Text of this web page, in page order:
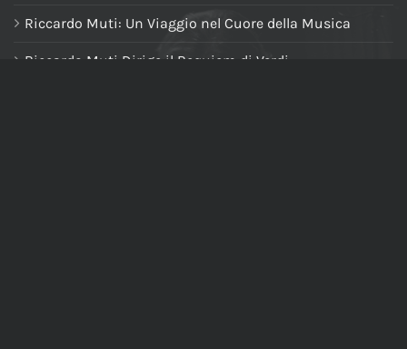
Riccardo Muti: Un Viaggio nel Cuore della Musica
Riccardo Muti Dirige il Requiem di Verdi